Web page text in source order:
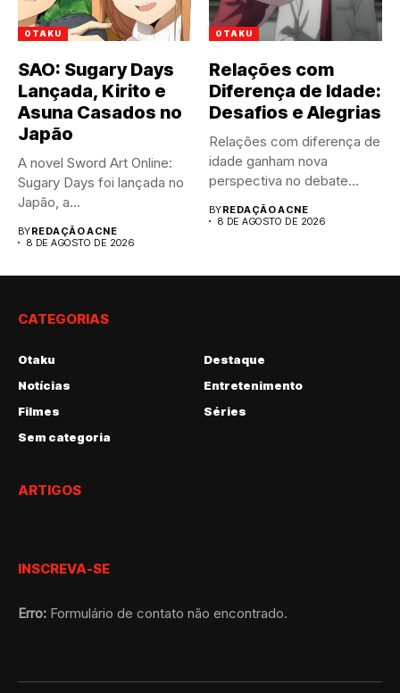
OTAKU
SAO: Sugary Days
Lançada, Kirito e
Asuna Casados no
Japão
A novel Sword Art Online:
Sugary Days foi lançada no
Japão, a...
BYREDAÇÃO ACNE
8 DE AGOSTO DE 2026
OTAKU
Relações com
Diferença de Idade:
Desafios e Alegrias
Relações com diferença de
idade ganham nova
perspectiva no debate
público atual....
BYREDAÇÃO ACNE
8 DE AGOSTO DE 2026
CATEGORIAS
Otaku
Destaque
Notícias
Entretenimento
Filmes
Séries
Sem categoria
ARTIGOS
INSCREVA-SE
Erro: Formulário de contato não encontrado.